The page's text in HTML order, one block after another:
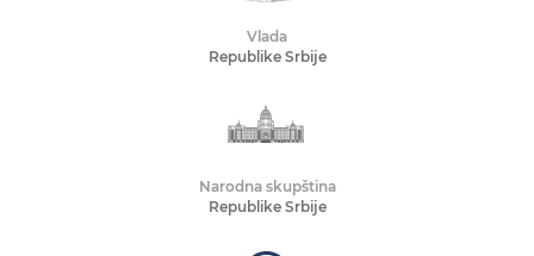
Vlada
Republike Srbije
Narodna skupština
Republike Srbije